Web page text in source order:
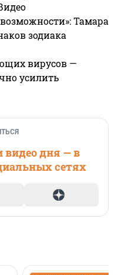
Тамара
зодиака
вирусов —
усилить
видео дня — в
сетях